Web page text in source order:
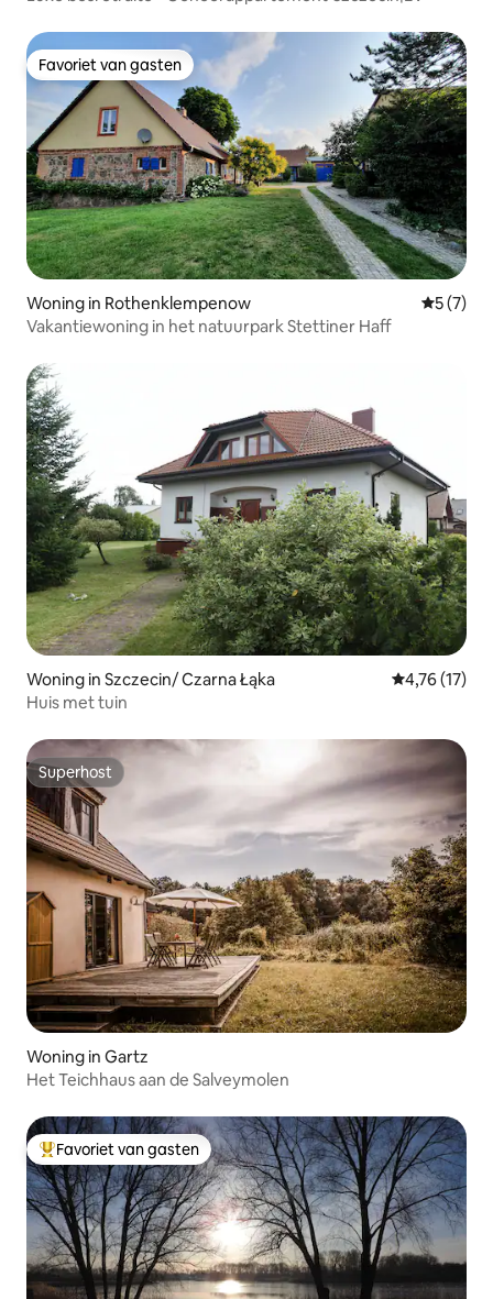
Favoriet van gasten
Favoriet van gasten
Woning in Rothenklempenow
5 (7)
Vakantiewoning in het natuurpark Stettiner Haff
Woning in Szczecin/ Czarna Łąka Gemiddelde
4,76 (17)
Huis met tuin
Superhost
Superhost
Woning in Gartz
Het Teichhaus aan de Salveymolen
Topfavoriet van gasten
Favoriet van gasten